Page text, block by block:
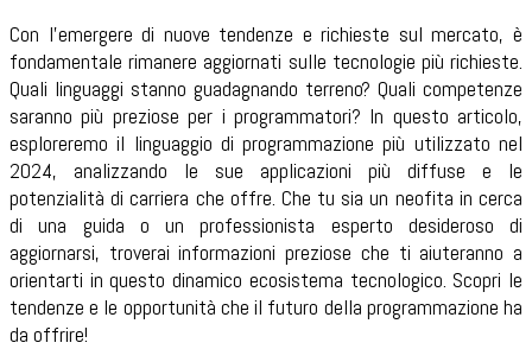
Con l'emergere di nuove tendenze e richieste sul mercato, è
fondamentale rimanere aggiornati sulle tecnologie più richieste.
Quali linguaggi stanno guadagnando terreno? Quali competenze
saranno più preziose per i programmatori? In questo articolo,
esploreremo il linguaggio di programmazione più utilizzato nel
2024, analizzando le sue applicazioni più diffuse e le
potenzialità di carriera che offre. Che tu sia un neofita in cerca
di una guida o un professionista esperto desideroso di
aggiornarsi, troverai informazioni preziose che ti aiuteranno a
orientarti in questo dinamico ecosistema tecnologico. Scopri le
tendenze e le opportunità che il futuro della programmazione ha
da offrire!